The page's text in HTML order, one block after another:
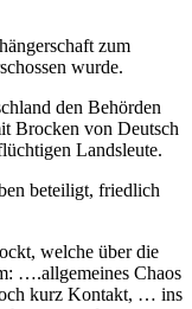
zum
wurde.
den Behörden
Brocken von Deutsch
Landsleute.
beteiligt, friedlich
welche über die
….allgemeines Chaos
kurz Kontakt, … ins